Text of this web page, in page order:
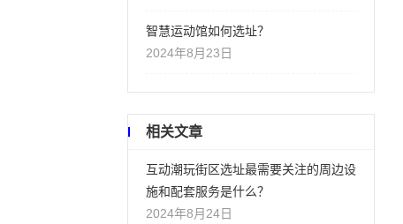
智慧运动馆如何选址？
2024年8月23日
相关文章
互动潮玩街区选址最需要关注的周边设
施和配套服务是什么？
2024年8月24日